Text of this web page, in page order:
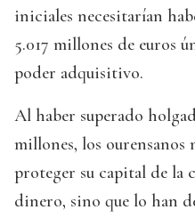
iniciales necesitarían
5.017 millones de euros
poder adquisitivo.
Al haber superado
millones, los
proteger su capital de la
dinero, sino que lo han